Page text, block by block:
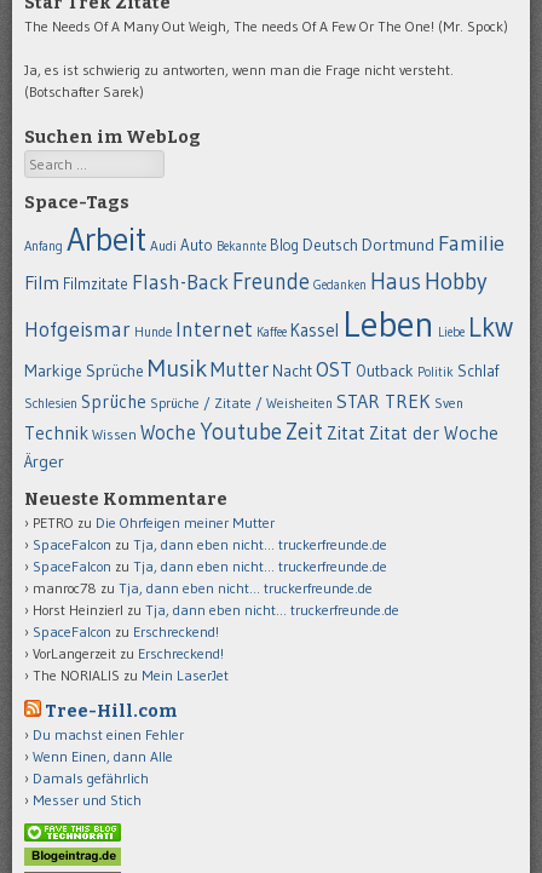
The Needs Of A Many Out Weigh, The needs Of A Few Or The One! (Mr. Spock)
Ja, es ist schwierig zu antworten, wenn man die Frage nicht versteht.
(Botschafter Sarek)
Suchen im WebLog
Search
Space-Tags
Anfang Arbeit Audi Auto Bekannte Blog Deutsch Dortmund Familie
Film Filmzitate Flash-BackFreunde Gedanken Haus Hobby
Hofgeismar Hunde Internet Kaffee Kassel Leben Liebe Lkw
Markige Sprüche MusikMutter NachtOST Outback Politik Schlaf
Schlesien Sprüche Sprüche / Zitate / Weisheiten STAR TREK Sven
Technik Wissen Woche Youtube Zeit Zitat Zitat der Woche
Ärger
Neueste Kommentare
PETRO zu Die Ohrfeigen meiner Mutter
SpaceFalcon zu Tja, dann eben nicht… truckerfreunde.de
SpaceFalcon zu Tja, dann eben nicht… truckerfreunde.de
manroc78 zu Tja, dann eben nicht… truckerfreunde.de
Horst Heinzierl zu Tja, dann eben nicht… truckerfreunde.de
SpaceFalcon zu Erschreckend!
VorLangerzeit zu Erschreckend!
The NORIALIS zu Mein LaserJet
Tree-Hill.com
Du machst einen Fehler
Wenn Einen, dann Alle
Damals gefährlich
Messer und Stich